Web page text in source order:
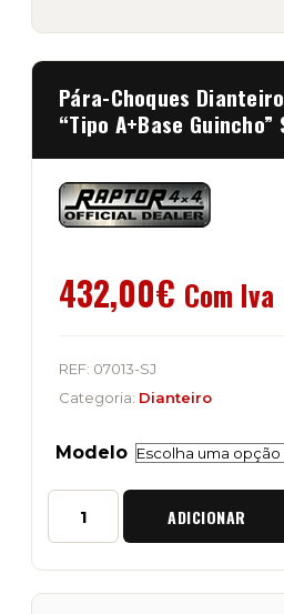
Pára-Choques
“Tipo A+Base Guincho”
432,00€ Com Iva
REF: 07013-SJ
Categoria: Dianteiro
Modelo
Quantidade
Pára-
ADICIONAR